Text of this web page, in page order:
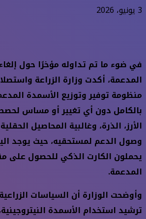
3 يونيو، 2026
في ضوء ما تم تداوله مؤخرًا حول
المدعمة، أكدت وزارة الزراعة
منظومة توفير وتوزيع الأسمدة
بالكامل دون أي تغيير أو مساس
الأرز، الذرة، وغالبية المحاصيل
يحملون الكارت الذكي للحصول على
المدعمة.
وأوضحت الوزارة أن السياسات
ترشيد استخدام الأسمدة